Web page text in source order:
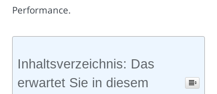
Performance.
Inhaltsverzeichnis: Das
erwartet Sie in diesem